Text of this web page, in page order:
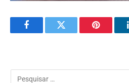
FacebookTwitter Pinterest